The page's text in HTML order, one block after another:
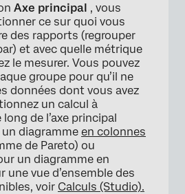
×
Axe principal , vous
ce sur quoi vous
des rapports (regrouper
et avec quelle métrique
le mesurer. Vous pouvez
groupe pour qu’il ne
données dont vous avez
un calcul à
de l’axe principal
diagramme en colonnes
de Pareto) ou
un diagramme en
une vue d’ensemble des
voir Calculs (Studio).